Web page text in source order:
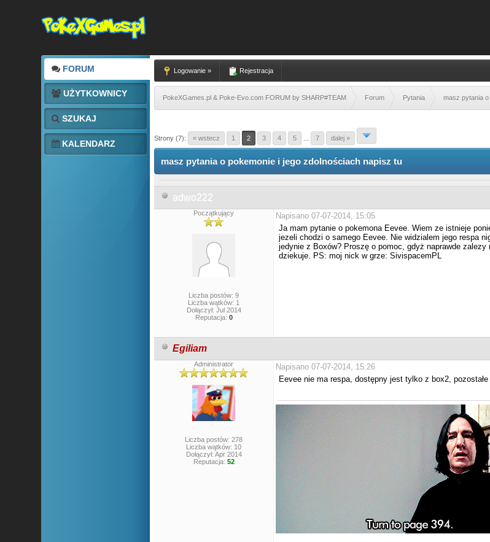
FORUM
UŻYTKOWNICY
SZUKAJ
KALENDARZ
Logowanie » Rejestracja
PokeXGames.pl & Poke-Evo.com FORUM by SHARP#TEAM Forum Pytania masz pytania
Strony (7): « wstecz 1 2 3 4 5 7 dalej »
1 głosów - średnia: 5
1
2
3
4
5
masz pytania o pokemonie i jego zdolnościach napisz tu
adwo222
Początkujący
Liczba postów: 9
Liczba wątków: 1
Dołączył: Jul 2014
Reputacja: 0
Napisano 07-07-2014, 15:05
Ja mam pytanie o pokemona Eevee. Wiem ze istnieje
jezeli chodzi o samego Eevee. Nie widzialem jego respa
jedynie z Boxów? Proszę o pomoc, gdyż naprawde
dziekuje. PS: moj nick w grze: SivispacemPL
Egiliam
Administrator
Liczba postów: 278
Liczba wątków: 10
Dołączył: Apr 2014
Reputacja: 52
Napisano 07-07-2014, 15:26
Eevee nie ma respa, dostępny jest tylko z box2,